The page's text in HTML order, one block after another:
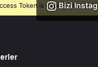
Bizi
Token is expired, Go to